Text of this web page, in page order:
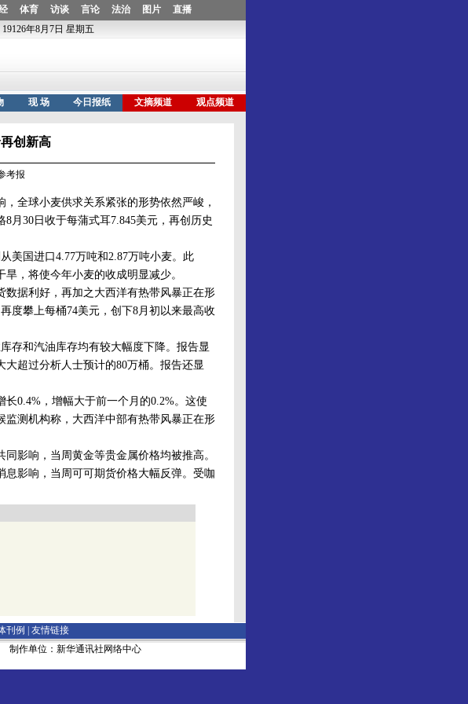
创新高
考报
全球小麦供求关系紧张的形势依然严峻，
月30日收于每蒲式耳7.845美元，再创历史
国进口4.77万吨和2.87万吨小麦。此
，将使今年小麦的收成明显减少。
据利好，再加之大西洋有热带风暴正在形
度攀上每桶74美元，创下8月初以来最高收
和汽油库存均有较大幅度下降。报告显
超过分析人士预计的80万桶。报告还显
0.4%，增幅大于前一个月的0.2%。这使
测机构称，大西洋中部有热带风暴正在形
影响，当周黄金等贵金属价格均被推高。
影响，当周可可期货价格大幅反弹。受咖
刊例
友情链接
制作单位：新华通讯社网络中心